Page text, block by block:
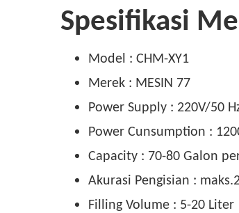
Spesifikasi
Model : CHM-XY1
Merek : MESIN 77
Power Supply : 220V/50
Power Cunsumption :
Capacity : 70-80 Galon
Akurasi Pengisian :
Filling Volume : 5-20 Liter